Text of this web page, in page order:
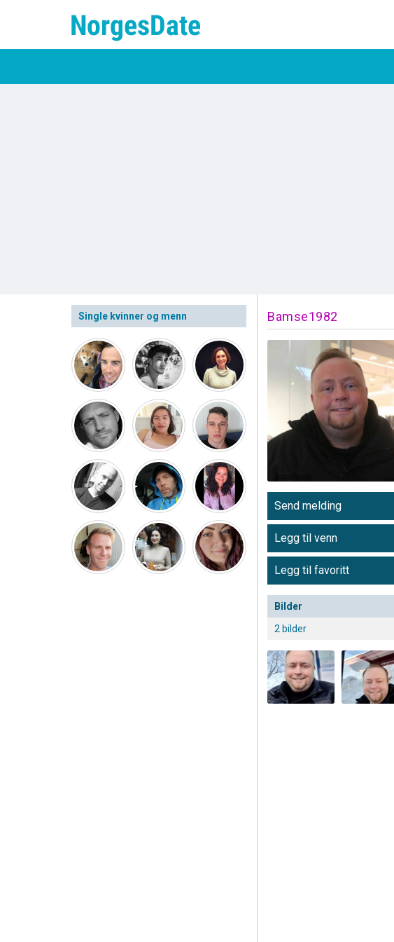
Single kvinner og menn Bamse1982
Send melding
Legg til venn
Legg til favoritt
Bilder
2 bilder